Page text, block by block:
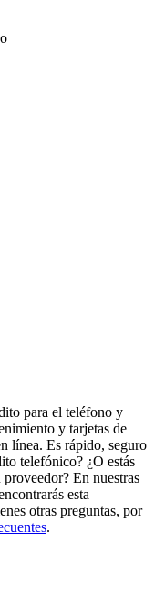
para el teléfono y
y tarjetas de
línea. Es rápido, seguro
telefónico? ¿O estás
En nuestras
esta
otras preguntas, por
.